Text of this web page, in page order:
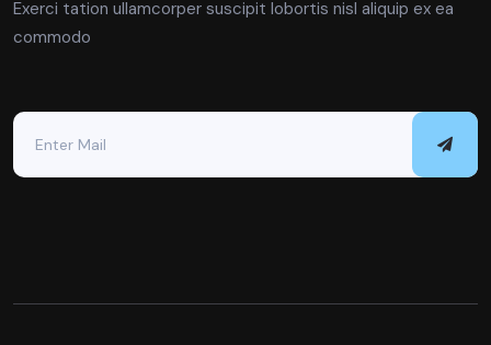
Exerci tation ullamcorper suscipit lobortis nisl aliquip ex ea
commodo